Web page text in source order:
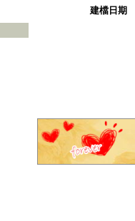
建檔日期